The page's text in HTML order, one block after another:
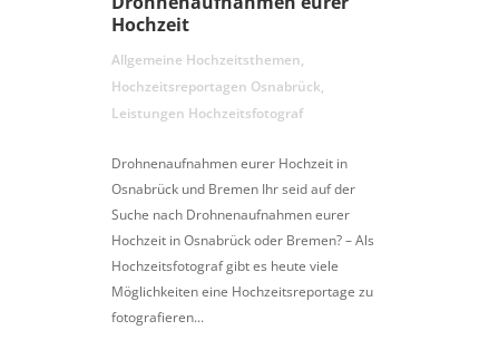
Hochzeit
Allgemeine Hochzeitsthemen,
Hochzeitsreportagen Osnabrück,
Leistungen Hochzeitsfotograf
Drohnenaufnahmen eurer Hochzeit in
Osnabrück und Bremen Ihr seid auf der
Suche nach Drohnenaufnahmen eurer
Hochzeit in Osnabrück oder Bremen? – Als
Hochzeitsfotograf gibt es heute viele
Möglichkeiten eine Hochzeitsreportage zu
fotografieren...